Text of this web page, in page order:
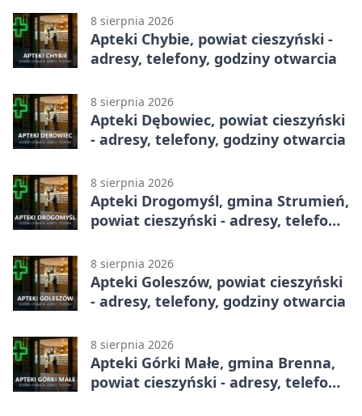
8 sierpnia 2026
Apteki Chybie, powiat cieszyński -
adresy, telefony, godziny otwarcia
8 sierpnia 2026
Apteki Dębowiec, powiat cieszyński
- adresy, telefony, godziny otwarcia
8 sierpnia 2026
Apteki Drogomyśl, gmina Strumień,
powiat cieszyński - adresy, telefony,
8 sierpnia 2026
Apteki Goleszów, powiat cieszyński
- adresy, telefony, godziny otwarcia
8 sierpnia 2026
Apteki Górki Małe, gmina Brenna,
powiat cieszyński - adresy, telefony,